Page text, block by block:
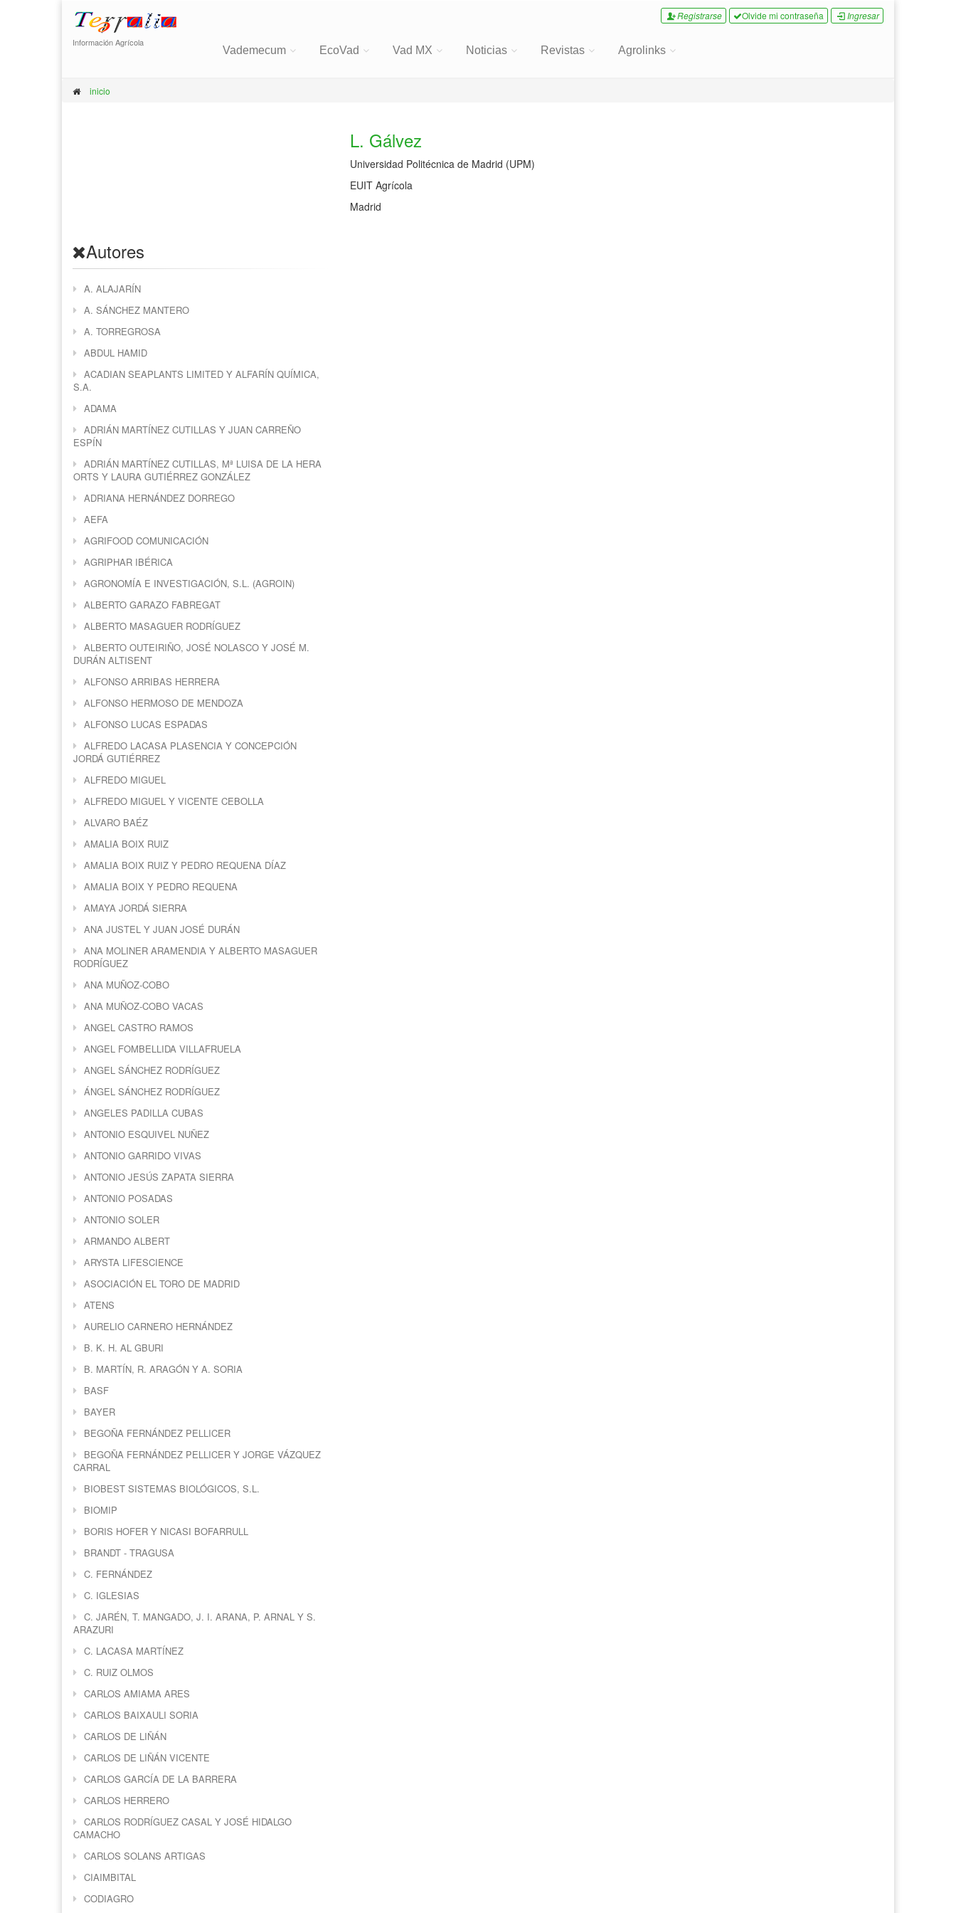
Información Agrícola
Registrarse Olvide mi contraseña Ingresar
Vademecum EcoVad Vad MX Noticias Revistas Agrolinks
inicio
L. Gálvez
Universidad Politécnica de Madrid (UPM)
EUIT Agrícola
Madrid
Autores
A. ALAJARÍN
A. SÁNCHEZ MANTERO
A. TORREGROSA
ABDUL HAMID
ACADIAN SEAPLANTS LIMITED Y ALFARÍN QUÍMICA,
S.A.
ADAMA
ADRIÁN MARTÍNEZ CUTILLAS Y JUAN CARREÑO
ESPÍN
ADRIÁN MARTÍNEZ CUTILLAS, Mª LUISA DE LA HERA
ORTS Y LAURA GUTIÉRREZ GONZÁLEZ
ADRIANA HERNÁNDEZ DORREGO
AEFA
AGRIFOOD COMUNICACIÓN
AGRIPHAR IBÉRICA
AGRONOMÍA E INVESTIGACIÓN, S.L. (AGROIN)
ALBERTO GARAZO FABREGAT
ALBERTO MASAGUER RODRÍGUEZ
ALBERTO OUTEIRIÑO, JOSÉ NOLASCO Y JOSÉ M.
DURÁN ALTISENT
ALFONSO ARRIBAS HERRERA
ALFONSO HERMOSO DE MENDOZA
ALFONSO LUCAS ESPADAS
ALFREDO LACASA PLASENCIA Y CONCEPCIÓN
JORDÁ GUTIÉRREZ
ALFREDO MIGUEL
ALFREDO MIGUEL Y VICENTE CEBOLLA
ALVARO BAÉZ
AMALIA BOIX RUIZ
AMALIA BOIX RUIZ Y PEDRO REQUENA DÍAZ
AMALIA BOIX Y PEDRO REQUENA
AMAYA JORDÁ SIERRA
ANA JUSTEL Y JUAN JOSÉ DURÁN
ANA MOLINER ARAMENDIA Y ALBERTO MASAGUER
RODRÍGUEZ
ANA MUÑOZ-COBO
ANA MUÑOZ-COBO VACAS
ANGEL CASTRO RAMOS
ANGEL FOMBELLIDA VILLAFRUELA
ANGEL SÁNCHEZ RODRÍGUEZ
ÁNGEL SÁNCHEZ RODRÍGUEZ
ANGELES PADILLA CUBAS
ANTONIO ESQUIVEL NUÑEZ
ANTONIO GARRIDO VIVAS
ANTONIO JESÚS ZAPATA SIERRA
ANTONIO POSADAS
ANTONIO SOLER
ARMANDO ALBERT
ARYSTA LIFESCIENCE
ASOCIACIÓN EL TORO DE MADRID
ATENS
AURELIO CARNERO HERNÁNDEZ
B. K. H. AL GBURI
B. MARTÍN, R. ARAGÓN Y A. SORIA
BASF
BAYER
BEGOÑA FERNÁNDEZ PELLICER
BEGOÑA FERNÁNDEZ PELLICER Y JORGE VÁZQUEZ
CARRAL
BIOBEST SISTEMAS BIOLÓGICOS, S.L.
BIOMIP
BORIS HOFER Y NICASI BOFARRULL
BRANDT - TRAGUSA
C. FERNÁNDEZ
C. IGLESIAS
C. JARÉN, T. MANGADO, J. I. ARANA, P. ARNAL Y S.
ARAZURI
C. LACASA MARTÍNEZ
C. RUIZ OLMOS
CARLOS AMIAMA ARES
CARLOS BAIXAULI SORIA
CARLOS DE LIÑÁN
CARLOS DE LIÑÁN VICENTE
CARLOS GARCÍA DE LA BARRERA
CARLOS HERRERO
CARLOS RODRÍGUEZ CASAL Y JOSÉ HIDALGO
CAMACHO
CARLOS SOLANS ARTIGAS
CIAIMBITAL
CODIAGRO